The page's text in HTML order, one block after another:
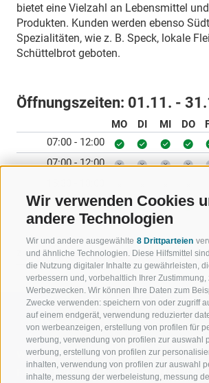
Wir verwenden Cookies
andere Technologien
Wir und andere ausgewählte 8 Drittparteien
und ähnliche Technologien. Diese Hilfsmittel
die Nutzung digitaler Inhalte zu gewährleisten,
verbessern und, vorbehaltlich Ihrer Zustimmung,
Werbezwecken. Wir können Ihre Daten zum
Zwecke verwenden: speichern von oder zugriff
auf einem endgerät, verwendung reduzierter
von werbeanzeigen, erstellung von profilen für
werbung, verwendung von profilen zur auswahl
werbung, erstellung von profilen zur
inhalten, verwendung von profilen zur auswahl
inhalte, messung der werbeleistung, messung
bietet eine Vielzahl an Lebensmittel
Produkten. Kunden werden ebenso
Spezialitäten, wie z. B. Speck, lokale
Schüttelbrot geboten.
Öffnungszeiten: 01.11. -
MO DI MI DO
07:00 - 12:00
07:00 - 12:00
15:30 - 19:00
ZURÜCK
WILLKOMMEN IN DER
FERIENREGION RATSCHINGS